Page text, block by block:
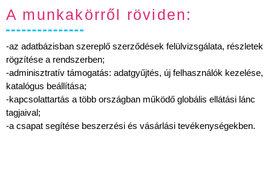
A munkakörről röviden:
-az adatbázisban szereplő szerződések felülvizsgálata, részletek
rögzítése a rendszerben;
-adminisztratív támogatás: adatgyűjtés, új felhasználók kezelése,
katalógus beállítása;
-kapcsolattartás a több országban működő globális ellátási lánc
tagjaival;
-a csapat segítése beszerzési és vásárlási tevékenységekben.